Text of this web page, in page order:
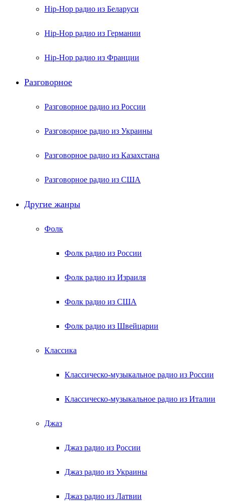
Hip-Hop радио из Беларуси
Hip-Hop радио из Германии
Hip-Hop радио из Франции
Разговорное
Разговорное радио из России
Разговорное радио из Украины
Разговорное радио из Казахстана
Разговорное радио из США
Другие жанры
Фолк
Фолк радио из России
Фолк радио из Израиля
Фолк радио из США
Фолк радио из Швейцарии
Классика
Классическо-музыкальное радио из России
Классическо-музыкальное радио из Италии
Джаз
Джаз радио из России
Джаз радио из Украины
Джаз радио из Латвии